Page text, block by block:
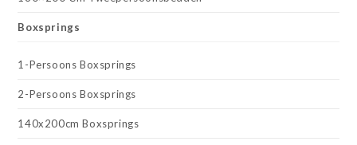
Boxsprings
1-Persoons Boxsprings
2-Persoons Boxsprings
140x200cm Boxsprings